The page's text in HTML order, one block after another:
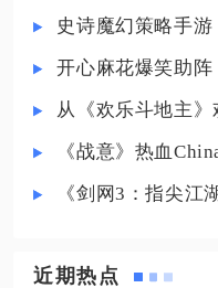
《战意》热血
近期热点